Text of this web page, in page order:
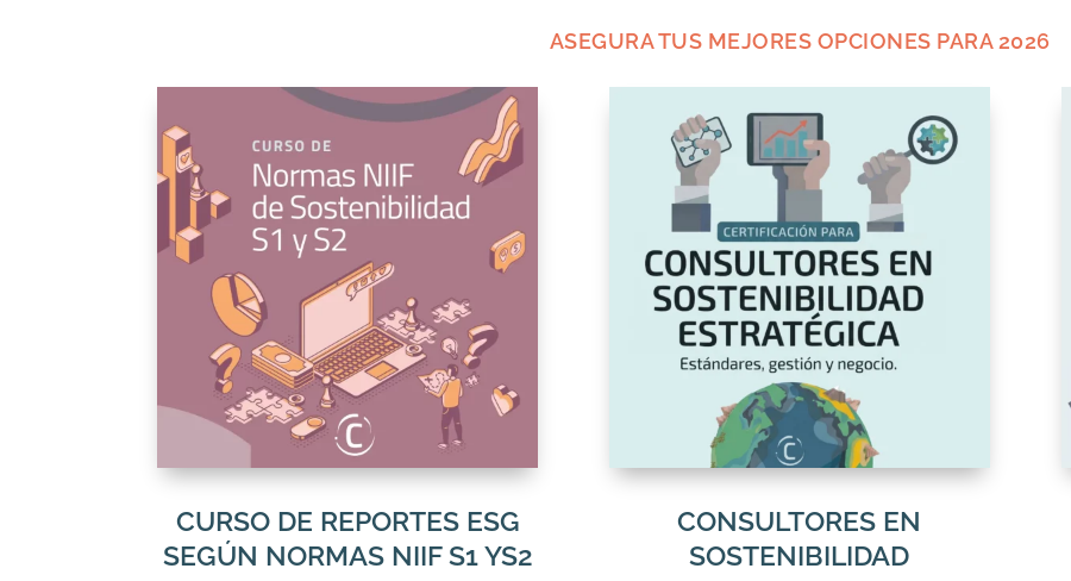
ASEGURA TUS MEJORES OPCIONES PARA 2026
CURSO DE REPORTES ESG
SEGÚN NORMAS NIIF S1 YS2
CONSULTORES EN
SOSTENIBILIDAD